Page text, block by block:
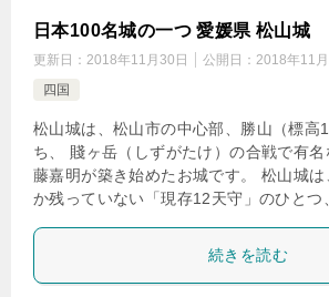
日本100名城の一つ 愛媛県 松山城
更新日： 2018年11月30日 公開日： 2018年11
四国
松山城は、松山市の中心部、勝山（標高
ち、 賤ヶ岳（しずがたけ）の合戦で有
藤嘉明が築き始めたお城です。 松山城
か残っていない「現存12天守」のひと
続きを読む